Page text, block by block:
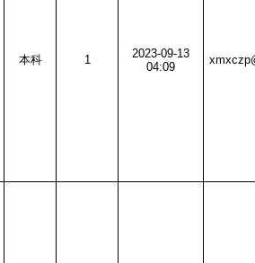
本科 1
2023-09-13
04:09